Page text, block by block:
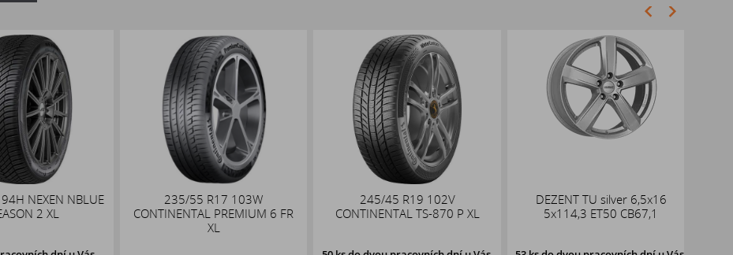
NEXEN NBLUE
2 XL
235/55 R17 103W
CONTINENTAL PREMIUM 6 FR
XL
245/45 R19 102V
CONTINENTAL TS-870 P XL
DEZENT TU silver 6,5x16
5x114,3 ET50 CB67,1